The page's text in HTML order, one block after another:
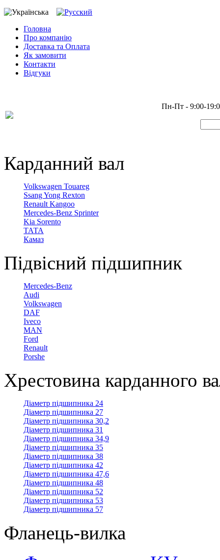
Головна
Про компанію
Доставка та Оплата
Як замовити
Контакти
Відгуки
Пн-Пт - 9:00-
Карданний вал
Volkswagen Touareg
Ssang Yong Rexton
Renault Kangoo
Mercedes-Benz Sprinter
Kia Sorento
ТАТА
Камаз
Підвісний підшипник
Mercedes-Benz
Audi
Volkswagen
DAF
Iveco
MAN
Ford
Renault
Porshe
Хрестовина карданного
Діаметр підшипника 24
Діаметр підшипника 27
Діаметр підшипника 30,2
Діаметр підшипника 31
Діаметр підшипника 34,9
Діаметр підшипника 35
Діаметр підшипника 38
Діаметр підшипника 42
Діаметр підшипника 47,6
Діаметр підшипника 48
Діаметр підшипника 52
Діаметр підшипника 53
Діаметр підшипника 57
Фланець-вилка